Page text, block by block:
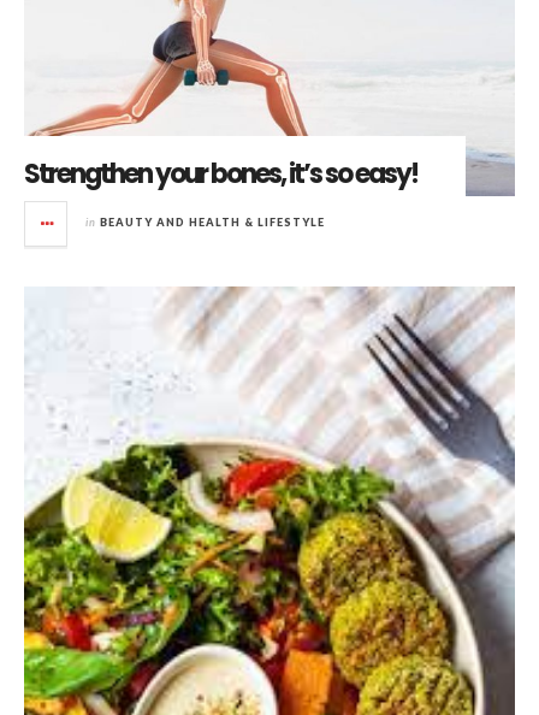
Strengthen your bones, it’s so easy!
in BEAUTY AND HEALTH & LIFESTYLE